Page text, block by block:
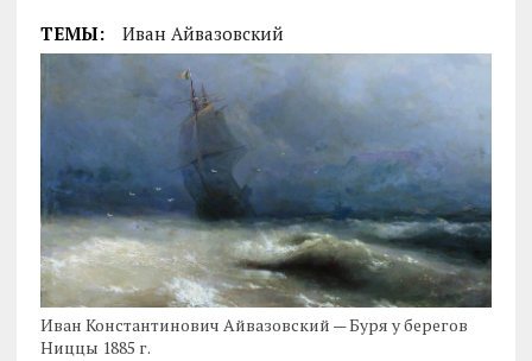
ТЕМЫ: Иван Айвазовский
Иван Константинович Айвазовский — Буря у берегов
Ниццы 1885 г.